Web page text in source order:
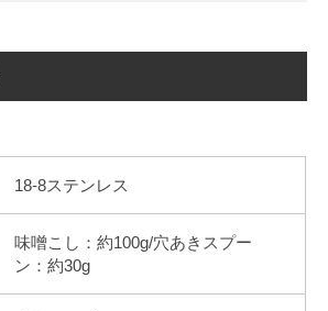
18-8ステンレス
味噌こし：約100g/穴あきスプー
ン：約30g